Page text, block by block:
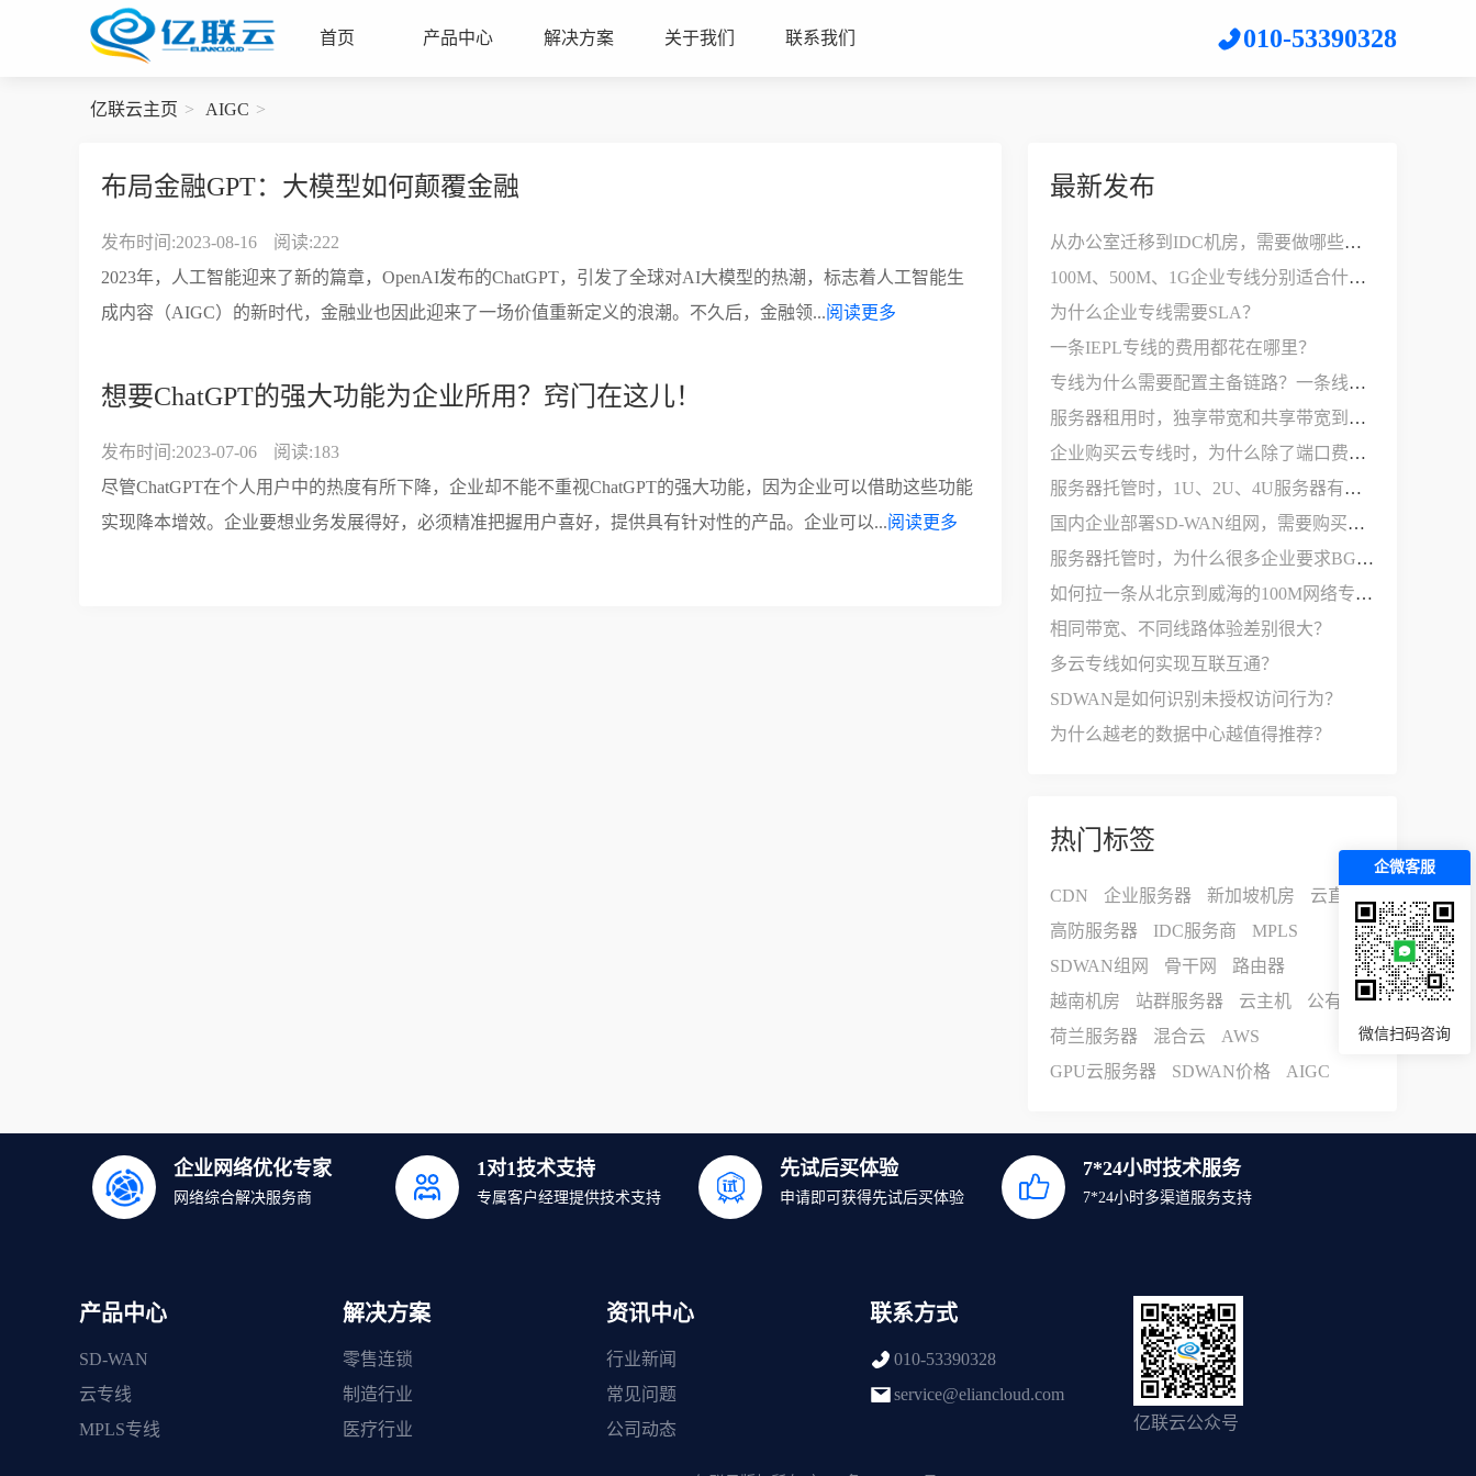
首页 产品中心 解决方案 关于我们 联系我们 010-53390328
亿联云主页 AIGC
布局金融GPT：大模型如何颠覆金融
发布时间:2023-08-16
阅读:222
2023年，人工智能迎来了新的篇章，OpenAI发布的ChatGPT，引发了全球对AI大模型的热潮，标志着人工智能生
成内容（AIGC）的新时代，金融业也因此迎来了一场价值重新定义的浪潮。不久后，金融领...阅读更多
想要ChatGPT的强大功能为企业所用？窍门在这儿！
发布时间:2023-07-06
阅读:183
尽管ChatGPT在个人用户中的热度有所下降，企业却不能不重视ChatGPT的强大功能，因为企业可以借助这些功能
实现降本增效。企业要想业务发展得好，必须精准把握用户喜好，提供具有针对性的产品。企业可以...阅读更多
最新发布
从办公室迁移到IDC机房，需要做哪些网络改造？
100M、500M、1G企业专线分别适合什么公司？
为什么企业专线需要SLA？
一条IEPL专线的费用都花在哪里？
专线为什么需要配置主备链路？一条线路不够用吗？
服务器租用时，独享带宽和共享带宽到底有什么区别？
企业购买云专线时，为什么除了端口费，还要支付接入费？
服务器托管时，1U、2U、4U服务器有什么区别？
国内企业部署SD-WAN组网，需要购买哪些设备和服务？
服务器托管时，为什么很多企业要求BGP多线接入？
如何拉一条从北京到威海的100M网络专线？
相同带宽、不同线路体验差别很大？
多云专线如何实现互联互通？
SDWAN是如何识别未授权访问行为？
为什么越老的数据中心越值得推荐？
热门标签
CDN 企业服务器 新加坡机房
云直连
高防服务器
IDC服务商
MPLS
SDWAN组网
骨干网
路由器
越南机房
站群服务器 云主机
公有云
荷兰服务器
混合云
AWS
GPU云服务器
SDWAN价格 AIGC
企业网络优化专家
网络综合解决服务商
1对1技术支持
专属客户经理提供技术支持
先试后买体验
申请即可获得先试后买体验
7*24小时技术服务
7*24小时多渠道服务支持
产品中心
SD-WAN
云专线
MPLS专线
解决方案
零售连锁
制造行业
医疗行业
资讯中心
行业新闻
常见问题
公司动态
联系方式
010-53390328
service@eliancloud.com
亿联云公众号
企微客服
微信扫码咨询